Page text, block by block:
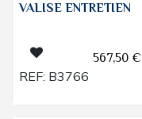
VALISE ENTRETIEN
567,50€
REF: B3766